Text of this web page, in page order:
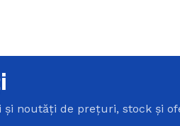
noutăți de prețuri, stock și